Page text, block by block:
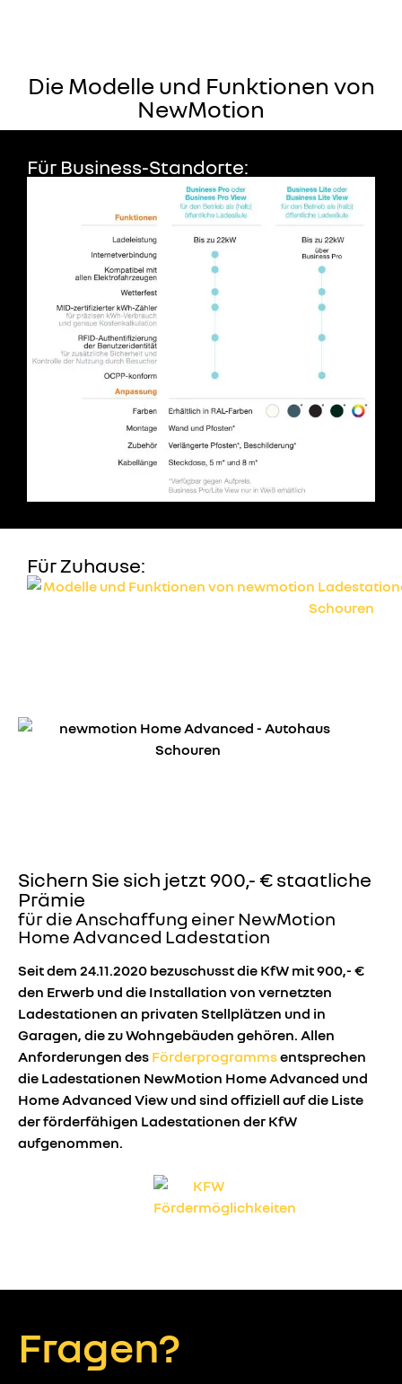
Die Modelle und Funktionen von
NewMotion
Für Business-Standorte:
Für Zuhause:
Sichern Sie sich jetzt 900,- € staatliche
Prämie
für die Anschaffung einer NewMotion
Home Advanced Ladestation
Seit dem 24.11.2020 bezuschusst die KfW mit 900,- €
den Erwerb und die Installation von vernetzten
Ladestationen an privaten Stellplätzen und in
Garagen, die zu Wohngebäuden gehören. Allen
Anforderungen des Förderprogrammsentsprechen
die Ladestationen NewMotion Home Advanced und
Home Advanced View und sind offiziell auf die Liste
der förderfähigen Ladestationen der KfW
aufgenommen.
Fragen?